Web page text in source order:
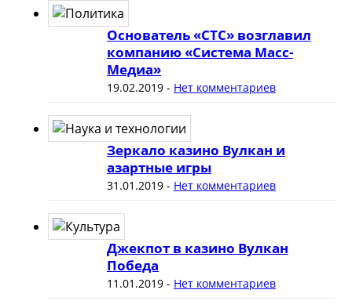
Основатель «СТС» возглавил
компанию «Система Масс-
Медиа»
19.02.2019- Нет комментариев
Зеркало казино Вулкан и
азартные игры
31.01.2019- Нет комментариев
Джекпот в казино Вулкан
Победа
11.01.2019- Нет комментариев